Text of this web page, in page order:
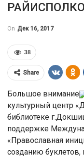
On Дек 16, 2017
38
Share
Большое внимание
культурный центр
библиотеке
поддержке
«Православная
созданию буклетов,